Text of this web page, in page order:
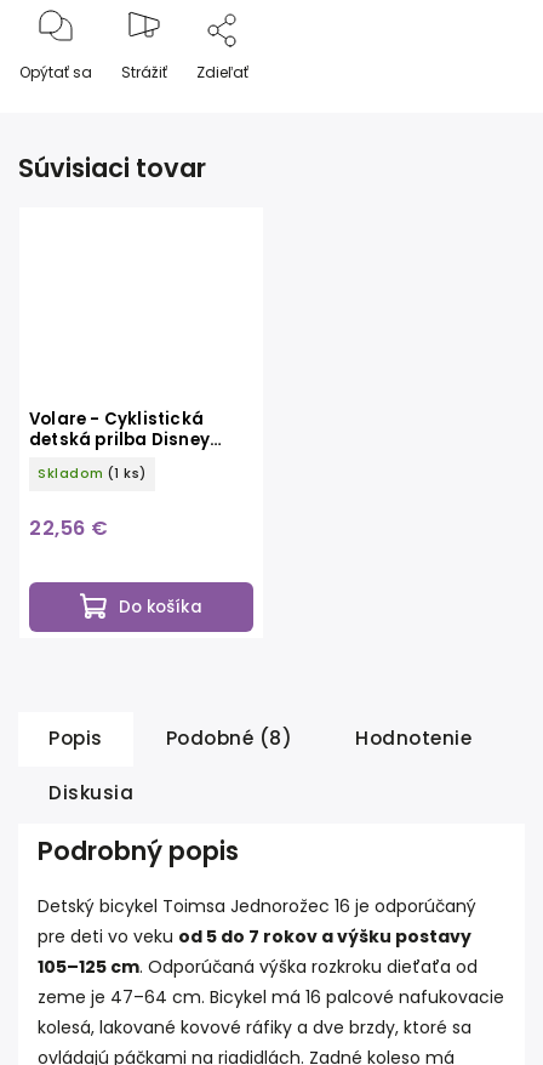
Opýtať sa Strážiť Zdieľať
Súvisiaci tovar
Volare - Cyklistická
detská prilba Disney
Skladom (1 ks)
22,56 €
Do košíka
Popis Podobné (8) Hodnotenie
Diskusia
Podrobný popis
Detský bicykel Toimsa Jednorožec 16 je odporúčaný
pre deti vo veku od 5 do 7 rokov a výšku postavy
105–125 cm. Odporúčaná výška rozkroku dieťaťa od
zeme je 47–64 cm. Bicykel má 16 palcové nafukovacie
kolesá, lakované kovové ráfiky a dve brzdy, ktoré sa
ovládajú páčkami na riadidlách. Zadné koleso má